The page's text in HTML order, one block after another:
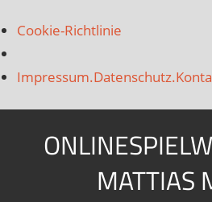
Cookie-Richtlinie
MATTIAS